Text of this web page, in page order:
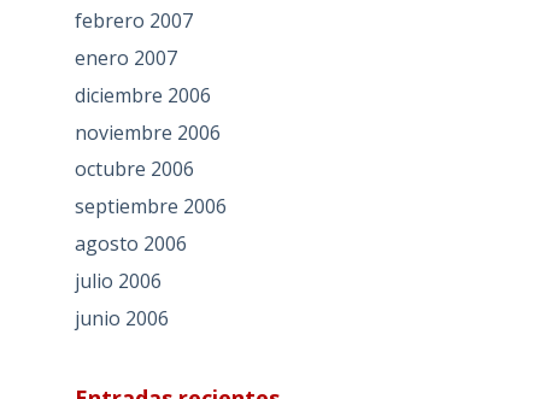
febrero 2007
enero 2007
diciembre 2006
noviembre 2006
octubre 2006
septiembre 2006
agosto 2006
julio 2006
junio 2006